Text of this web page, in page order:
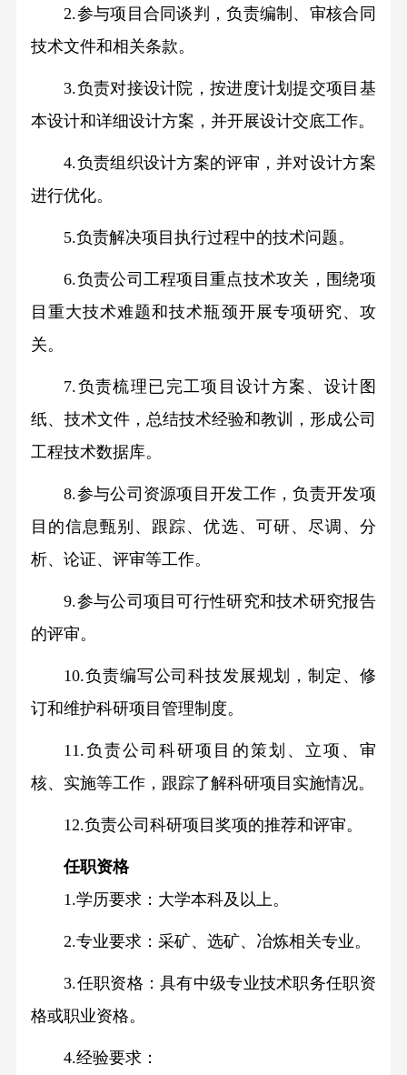
2.参与项目合同谈判，负责编制、审核合同
技术文件和相关条款。
3.负责对接设计院，按进度计划提交项目基
本设计和详细设计方案，并开展设计交底工作。
4.负责组织设计方案的评审，并对设计方案
进行优化。
5.负责解决项目执行过程中的技术问题。
6.负责公司工程项目重点技术攻关，围绕项
目重大技术难题和技术瓶颈开展专项研究、攻
关。
7.负责梳理已完工项目设计方案、设计图
纸、技术文件，总结技术经验和教训，形成公司
工程技术数据库。
8.参与公司资源项目开发工作，负责开发项
目的信息甄别、跟踪、优选、可研、尽调、分
析、论证、评审等工作。
9.参与公司项目可行性研究和技术研究报告
的评审。
10.负责编写公司科技发展规划，制定、修
订和维护科研项目管理制度。
11.负责公司科研项目的策划、立项、审
核、实施等工作，跟踪了解科研项目实施情况。
12.负责公司科研项目奖项的推荐和评审。
任职资格
1.学历要求：大学本科及以上。
2.专业要求：采矿、选矿、冶炼相关专业。
3.任职资格：具有中级专业技术职务任职资
格或职业资格。
4.经验要求：